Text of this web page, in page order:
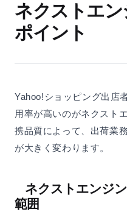
ネクストエ
ポイント
Yahoo!ショッピング出店
用率が高いのがネクスト
携品質によって、出荷業
が大きく変わります。
ネクストエンジ
範囲